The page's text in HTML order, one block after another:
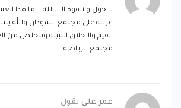
لا حول ولا قوة الا بالله … ما هذا
غريبة على مجتمع السودان والله
القيم والاخلاق النبيلة ونتخلص من
مجتمع الرياضة.
عمر علي يقول